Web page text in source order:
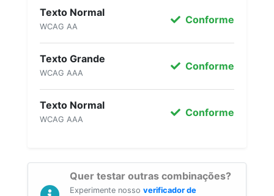
Texto Normal
WCAG AA
Conforme
Texto Grande
WCAG AAA
Conforme
Texto Normal
WCAG AAA
Conforme
Quer testar outras combinações?
Experimente nosso verificador de